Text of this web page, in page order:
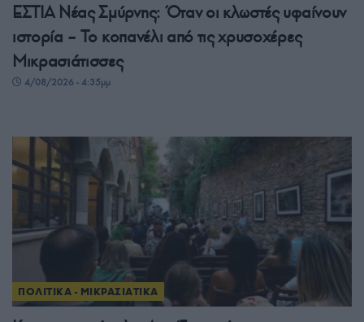
ΕΣΤΙΑ Νέας Σμύρνης: Όταν οι κλωστές υφαίνουν
ιστορία – Το κοπανέλι από τις χρυσοχέρες
Μικρασιάτισσες
4/08/2026 - 4:35μμ
ΠΟΛΙΤΙΚΑ - ΜΙΚΡΑΣΙΑΤΙΚΑ